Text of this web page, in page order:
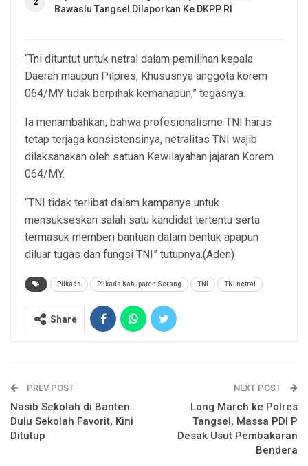
Bawaslu Tangsel Dilaporkan Ke DKPP RI
“Tni dituntut untuk netral dalam pemilihan kepala
Daerah maupun Pilpres, Khususnya anggota korem
064/MY tidak berpihak kemanapun,” tegasnya.
Ia menambahkan, bahwa profesionalisme TNI harus
tetap terjaga konsistensinya, netralitas TNI wajib
dilaksanakan oleh satuan Kewilayahan jajaran Korem
064/MY.
“TNI tidak terlibat dalam kampanye untuk
mensukseskan salah satu kandidat tertentu serta
termasuk memberi bantuan dalam bentuk apapun
diluar tugas dan fungsi TNI” tutupnya.(Aden)
Pilkada Pilkada Kabupaten Serang TNI TNI netral
Share
PREV POST
Nasib Sekolah di Banten:
Dulu Sekolah Favorit, Kini
Ditutup
NEXT POST
Long March ke Polres
Tangsel, Massa PDI P
Desak Usut Pembakaran
Bendera